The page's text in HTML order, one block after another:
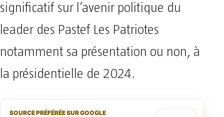
significatif sur l’avenir politique du
leader des Pastef Les Patriotes
notamment sa présentation ou non, à
la présidentielle de 2024.
SOURCE PRÉFÉRÉE SUR GOOGLE